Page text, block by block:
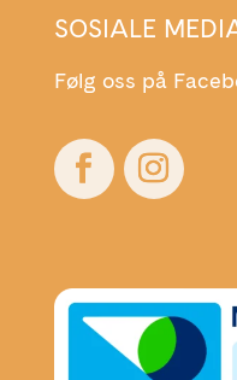
SOSIALE
Følg oss på